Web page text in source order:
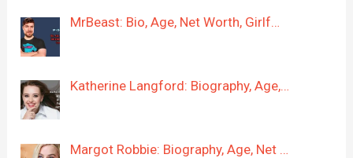
MrBeast: Bio, Age, Net Worth, Girlf…
Katherine Langford: Biography, Age,…
Margot Robbie: Biography, Age, Net …